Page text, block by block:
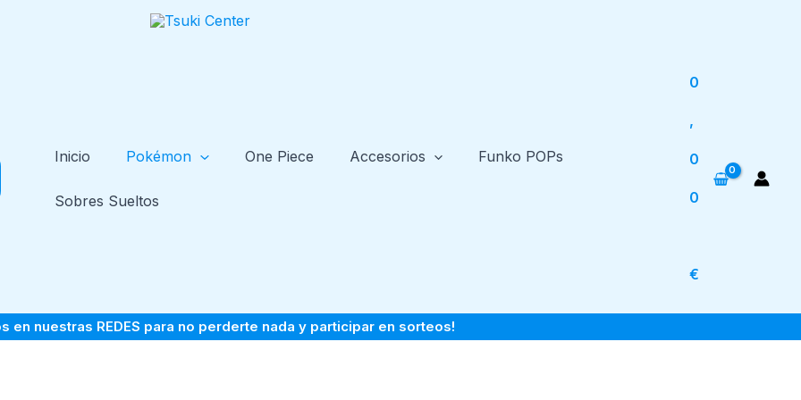
Inicio Pokémon One Piece Accesorios Funko POPs
Sobres Sueltos
0
,
0
0
€
en nuestras REDES para no perderte nada y participar en sorteos!